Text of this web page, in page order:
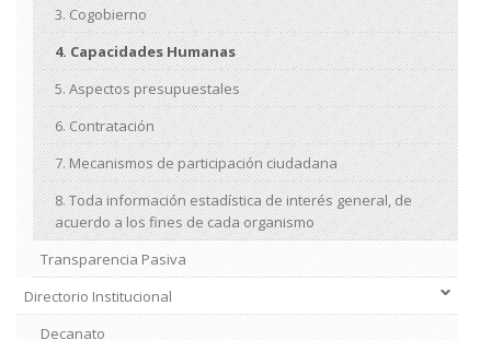
3. Cogobierno
4. Capacidades Humanas
5. Aspectos presupuestales
6. Contratación
7. Mecanismos de participación ciudadana
8. Toda información estadística de interés general, de
acuerdo a los fines de cada organismo
Transparencia Pasiva
Directorio Institucional
Decanato